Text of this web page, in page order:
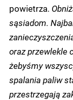
powietrza.
sąsiadom.
oraz przewlekle
żebyśmy
spalania paliw
przestrzegają